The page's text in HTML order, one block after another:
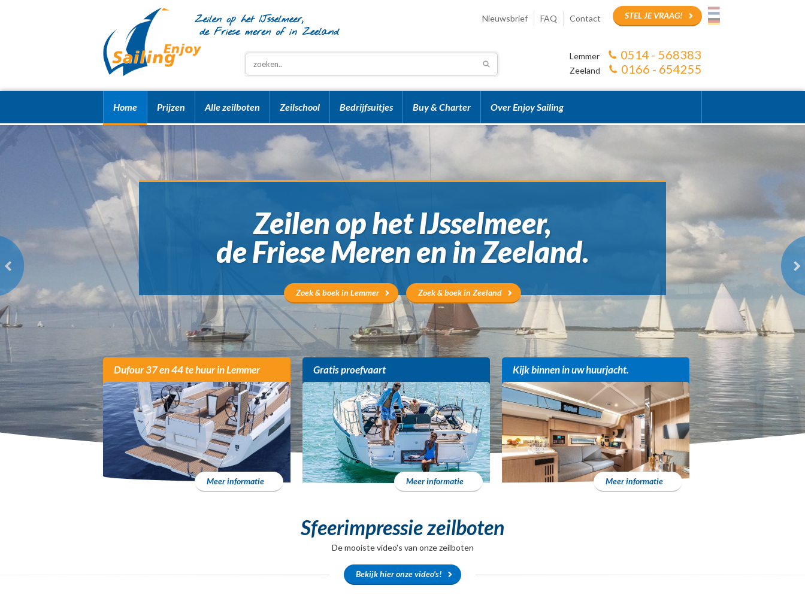
STEL JE VRAAG!
Nieuwsbrief FAQ Contact
Lemmer 0514 - 568383
Zeeland 0166 - 654255
Home Prijzen Alle zeilboten Zeilschool Bedrijfsuitjes Buy & Charter Over Enjoy Sailing
Zeilen op het IJsselmeer,
de Friese Meren en in Zeeland.
Zoek & boek in Lemmer Zoek & boek in Zeeland
Dufour 37 en 44 te huur in Lemmer
Meer informatie
Gratis proefvaart
Meer informatie
Kijk binnen in uw huurjacht.
Meer informatie
Sfeerimpressie zeilboten
De mooiste video's van onze zeilboten
Bekijk hier onze video's!